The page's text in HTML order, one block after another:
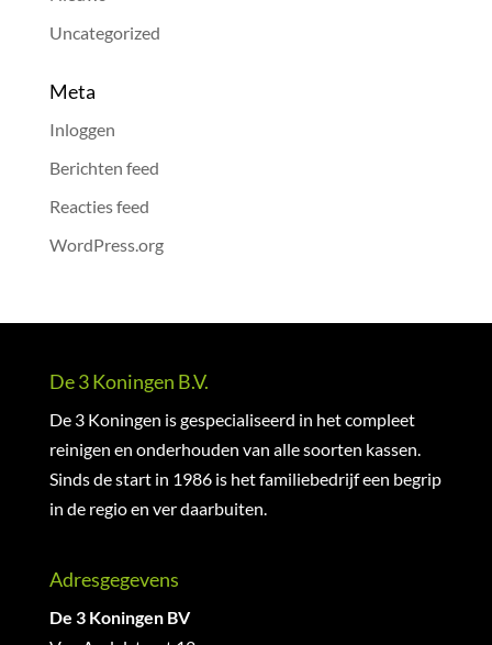
Uncategorized
Meta
Inloggen
Berichten feed
Reacties feed
WordPress.org
De 3 Koningen B.V.
De 3 Koningen is gespecialiseerd in het compleet
reinigen en onderhouden van alle soorten kassen.
Sinds de start in 1986 is het familiebedrijf een begrip
in de regio en ver daarbuiten.
Adresgegevens
De 3 Koningen BV